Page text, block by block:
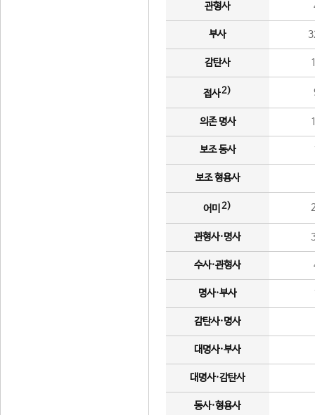
관형사
부사
감탄사
접사2)
의존 명사
보조 동사
보조 형용사
어미 2)
관형사·명사
수사·관형사
명사·부사
감탄사·명사
대명사·부사
대명사·감탄사
동사·형용사